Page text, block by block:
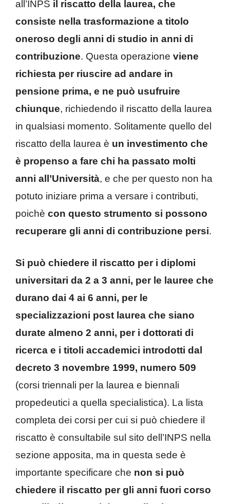
all’INPS il riscatto della laurea, che
consiste nella trasformazione a titolo
oneroso degli anni di studio in anni di
contribuzione. Questa operazione viene
richiesta per riuscire ad andare in
pensione prima, e ne può usufruire
chiunque, richiedendo il riscatto della laurea
in qualsiasi momento. Solitamente quello del
riscatto della laurea è un investimento che
è propenso a fare chi ha passato molti
anni all’Università, e che per questo non ha
potuto iniziare prima a versare i contributi,
poichè con questo strumento si possono
recuperare gli anni di contribuzione persi.
Si può chiedere il riscatto per i diplomi
universitari da 2 a 3 anni, per le lauree che
durano dai 4 ai 6 anni, per le
specializzazioni post laurea che siano
durate almeno 2 anni, per i dottorati di
ricerca e i titoli accademici introdotti dal
decreto 3 novembre 1999, numero 509
(corsi triennali per la laurea e biennali
propedeutici a quella specialistica). La lista
completa dei corsi per cui si può chiedere il
riscatto è consultabile sul sito dell’INPS nella
sezione apposita, ma in questa sede è
importante specificare che non si può
chiedere il riscatto per gli anni fuori corso